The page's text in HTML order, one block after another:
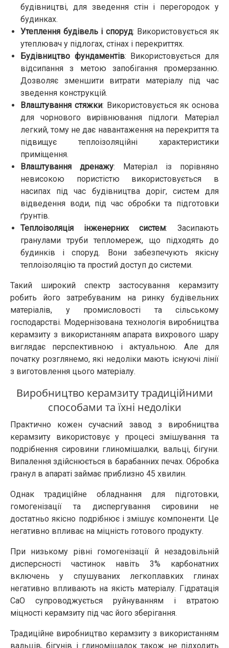
будівництві, для зведення стін і перегородок у
будинках.
Утеплення будівель і споруд: Використовується як
утеплювач у підлогах, стінах і перекриттях.
Будівництво фундаментів: Використовується для
відсипання з метою запобігання промерзанню.
Дозволяє зменшити витрати матеріалу під час
зведення конструкцій.
Влаштування стяжки: Використовується як основа
для чорнового вирівнювання підлоги. Матеріал
легкий, тому не дає навантаження на перекриття та
підвищує теплоізоляційні характеристики
приміщення.
Влаштування дренажу: Матеріал із порівняно
невисокою пористістю використовується в
насипах під час будівництва доріг, систем для
відведення води, під час обробки та підготовки
ґрунтів.
Теплоізоляція інженерних систем: Засипають
гранулами труби тепломереж, що підходять до
будинків і споруд. Вони забезпечують якісну
теплоізоляцію та простий доступ до системи.
Такий широкий спектр застосування керамзиту
робить його затребуваним на ринку будівельних
матеріалів, у промисловості та сільському
господарстві. Модернізована технологія виробництва
керамзиту з використанням апарата вихрового шару
виглядає перспективною і актуальною. Але для
початку розглянемо, які недоліки мають існуючі лінії
з виготовлення цього матеріалу.
Виробництво керамзиту традиційними
способами та їхні недоліки
Практично кожен сучасний завод з виробництва
керамзиту використовує у процесі змішування та
подрібнення сировини глиномішалки, вальці, бігуни.
Випалення здійснюється в барабанних печах. Обробка
гранул в апараті займає приблизно 45 хвилин.
Однак традиційне обладнання для підготовки,
гомогенізації та диспергування сировини не
достатньо якісно подрібнює і змішує компоненти. Це
негативно впливає на міцність готового продукту.
При низькому рівні гомогенізації й незадовільній
дисперсності частинок навіть 3% карбонатних
включень у спушуваних легкоплавких глинах
негативно впливають на якість матеріалу. Гідратація
CaO супроводжується руйнуванням і втратою
міцності керамзиту під час його зберігання.
Традиційне виробництво керамзиту з використанням
вальців, бігунів і глиномішалок також не підходить